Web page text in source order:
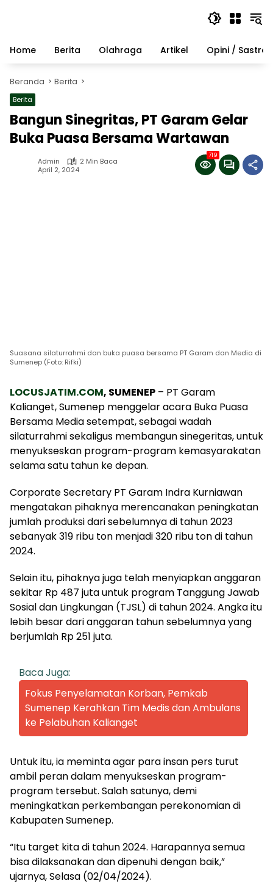
Home
Berita Olahraga Artikel Opini / Sastra
Beranda Berita
Berita
Bangun Sinegritas, PT Garam Gelar
Buka Puasa Bersama Wartawan
Admin
2 Min Baca
April 2, 2024
719
Suasana silaturrahmi dan buka puasa bersama PT Garam dan Media di
Sumenep (Foto: Rifki)
LOCUSJATIM.COM, SUMENEP – PT Garam
Kalianget, Sumenep menggelar acara Buka Puasa
Bersama Media setempat, sebagai wadah
silaturrahmi sekaligus membangun sinegeritas, untuk
menyukseskan program-program kemasyarakatan
selama satu tahun ke depan.
Corporate Secretary PT Garam Indra Kurniawan
mengatakan pihaknya merencanakan peningkatan
jumlah produksi dari sebelumnya di tahun 2023
sebanyak 319 ribu ton menjadi 320 ribu ton di tahun
2024.
Selain itu, pihaknya juga telah menyiapkan anggaran
sekitar Rp 487 juta untuk program Tanggung Jawab
Sosial dan Lingkungan (TJSL) di tahun 2024. Angka itu
lebih besar dari anggaran tahun sebelumnya yang
berjumlah Rp 251 juta.
Baca Juga:
Fokus Penyelamatan Korban, Pemkab
Sumenep Kerahkan Tim Medis dan Ambulans
ke Pelabuhan Kalianget
Untuk itu, ia meminta agar para insan pers turut
ambil peran dalam menyukseskan program-
program tersebut. Salah satunya, demi
meningkatkan perkembangan perekonomian di
Kabupaten Sumenep.
“Itu target kita di tahun 2024. Harapannya semua
bisa dilaksanakan dan dipenuhi dengan baik,”
ujarnya, Selasa (02/04/2024).